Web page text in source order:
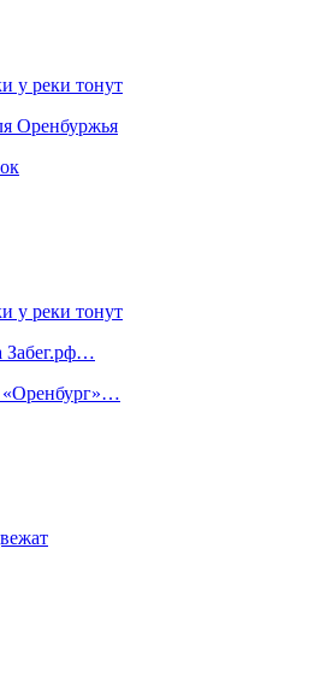
у реки тонут
Оренбуржья
у реки тонут
Забег.рф…
«Оренбург»…